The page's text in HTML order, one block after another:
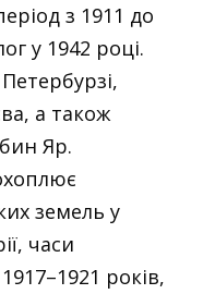
з 1911 до
у 1942 році.
а також
Яр.
земель у
часи
років,